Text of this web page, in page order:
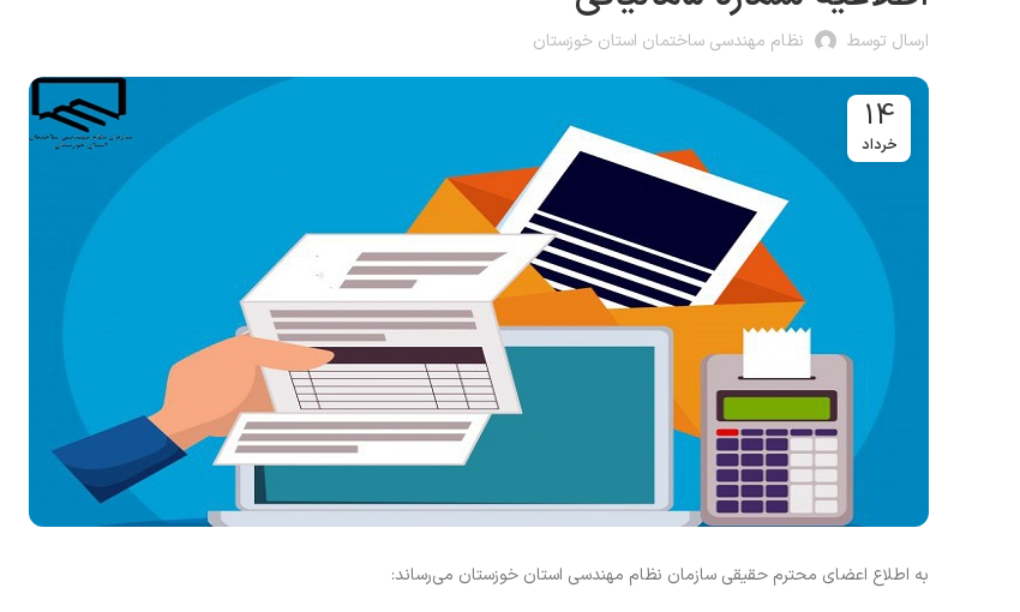
ارسال توسط نظام مهندسی ساختمان استان خوزستان
14
خرداد
به اطلاع اعضای محترم حقیقی سازمان نظام مهندسی استان خوزستان می‌رساند: